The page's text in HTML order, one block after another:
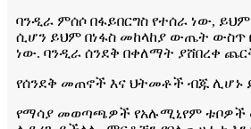
ባንዲራ ምሰሶ በፋይበርግስ የተሰራ ነው, ይህም
ሲሆን ይህም በነፋስ መከላከያ ውጤት ውስጥ
ነው. ባንዲራ ሰንደቅ በቀለማት ያሸበረቀ
የሰንደቅ መጠኖች እና ህትመቶች ብጁ ሊሆኑ
የማሳያ መወጣጫዎች የአሉሚኒየም ቱቦዎች